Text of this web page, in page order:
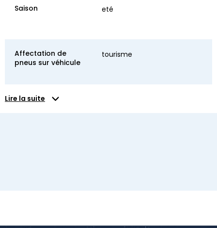
Saison eté
Affectation de
pneus sur véhicule
tourisme
Lire la suite